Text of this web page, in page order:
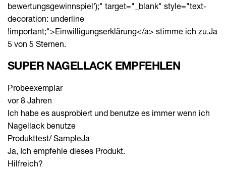
bewertungsgewinnspiel');" target="_blank" style="text-
decoration: underline
!important;">Einwilligungserklärung</a> stimme ich zu. Ja
5 von 5 Sternen.
SUPER NAGELLACK EMPFEHLEN
Probeexemplar
vor 8 Jahren
Ich habe es ausprobiert und benutze es immer wenn ich
Nagellack benutze
Produkttest/ SampleJa
Ja, Ich empfehle dieses Produkt.
Hilfreich?